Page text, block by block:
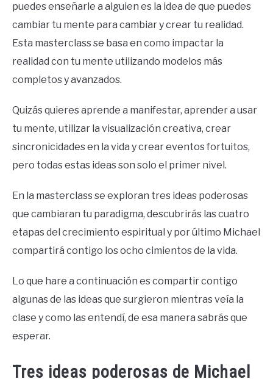
puedes enseñarle a alguien es la idea de que puedes
cambiar tu mente para cambiar y crear tu realidad.
Esta masterclass se basa en como impactar la
realidad con tu mente utilizando modelos más
completos y avanzados.
Quizás quieres aprende a manifestar, aprender a usar
tu mente, utilizar la visualización creativa, crear
sincronicidades en la vida y crear eventos fortuitos,
pero todas estas ideas son solo el primer nivel.
En la masterclass se exploran tres ideas poderosas
que cambiaran tu paradigma, descubrirás las cuatro
etapas del crecimiento espiritual y por último Michael
compartirá contigo los ocho cimientos de la vida.
Lo que hare a continuación es compartir contigo
algunas de las ideas que surgieron mientras veía la
clase y como las entendí, de esa manera sabrás que
esperar.
Tres ideas poderosas de Michael